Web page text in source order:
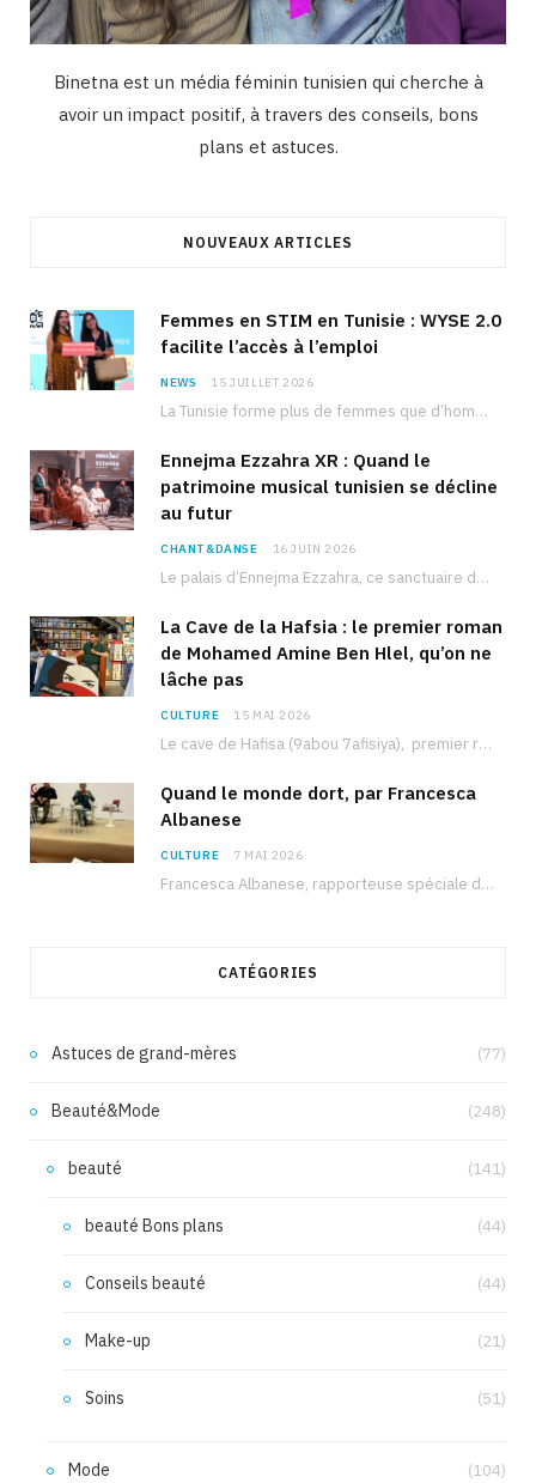
Binetna est un média féminin tunisien qui cherche à
avoir un impact positif, à travers des conseils, bons
plans et astuces.
NOUVEAUX ARTICLES
Femmes en STIM en Tunisie : WYSE 2.0
facilite l’accès à l’emploi
NEWS 15 JUILLET 2026
La Tunisie forme plus de femmes que d’hommes dans les filières scientifiques. Pourtant, pour beaucoup…
Ennejma Ezzahra XR : Quand le
patrimoine musical tunisien se décline
au futur
CHANT&DANSE 16 JUIN 2026
Le palais d’Ennejma Ezzahra, ce sanctuaire de la musique tunisienne et méditerranéenne construit par le…
La Cave de la Hafsia : le premier roman
de Mohamed Amine Ben Hlel, qu’on ne
lâche pas
CULTURE 15 MAI 2026
Le cave de Hafisa (9abou 7afisiya), premier roman du journaliste tunisien Mohamed Amine Ben Hlel,…
Quand le monde dort, par Francesca
Albanese
CULTURE 7 MAI 2026
Francesca Albanese, rapporteuse spéciale de l’ONU sur les territoires palestiniens occupés, était à Tunis pour…
CATÉGORIES
Astuces de grand-mères (77)
Beauté&Mode (248)
beauté (141)
beauté Bons plans (44)
Conseils beauté (44)
Make-up (21)
Soins (51)
Mode (104)